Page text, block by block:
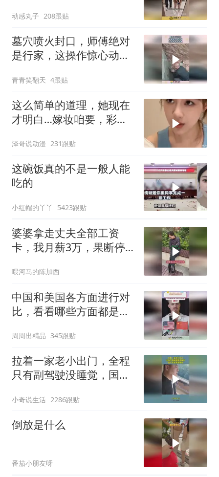
动感丸子 208跟贴
墓穴喷火封口，师傅绝对
是行家，这操作惊心动
青青笑翻天 4跟贴
这么简单的道理，她现在
才明白…嫁妆咱要，彩礼
泽哥说动漫 231跟贴
这碗饭真的不是一般人能
吃的
小红帽的丫丫 5423跟贴
婆婆拿走丈夫全部工资
卡，我月薪3万，果断停
喂河马的陈加西
中国和美国各方面进行对
比，看看哪些方面都是谁
周周出精品 345跟贴
拉着一家老小出门，全程
只有副驾驶没睡觉，国产
小奇说生活 2286跟贴
倒放是什么
番茄小朋友呀